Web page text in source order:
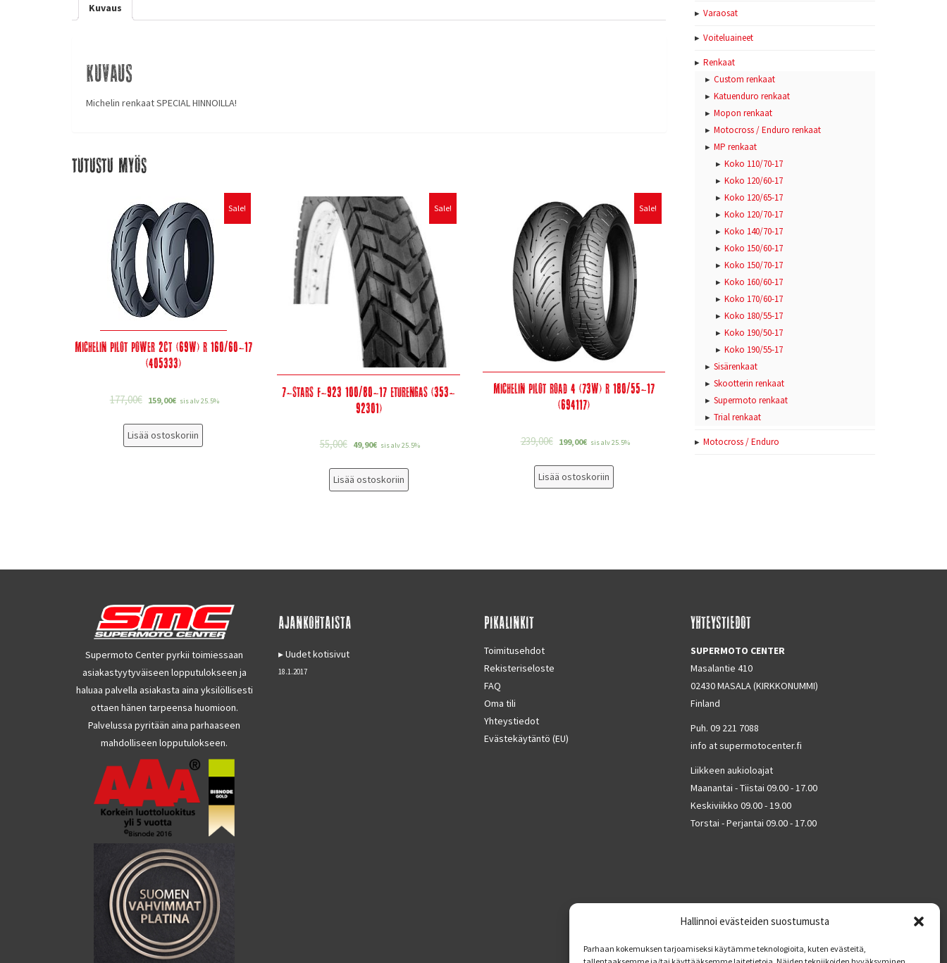
Hallinnoi evästeiden suostumusta
Parhaan kokemuksen tarjoamiseksi käytämme teknologioita, kuten evästeitä,
Kuvaus
Kuvaus
Michelin renkaat SPECIAL HINNOILLA!
Tutustu myös
Sale!
Michelin Pilot Power 2CT (69W) R 160/60-17
(405333)
177,00€ 159,00€ sis alv 25.5%
Lisää ostoskoriin
Sale!
7-Stars F-923 100/80-17 Eturengas (353-
92301)
55,00€ 49,90€ sis alv 25.5%
Lisää ostoskoriin
Sale!
Michelin Pilot Road 4 (73W) R 180/55-17
(694117)
239,00€ 199,00€ sis alv 25.5%
Lisää ostoskoriin
Varaosat
Voiteluaineet
Renkaat
Custom renkaat
Katuenduro renkaat
Mopon renkaat
Motocross / Enduro renkaat
MP renkaat
Koko 110/70-17
Koko 120/60-17
Koko 120/65-17
Koko 120/70-17
Koko 140/70-17
Koko 150/60-17
Koko 150/70-17
Koko 160/60-17
Koko 170/60-17
Koko 180/55-17
Koko 190/50-17
Koko 190/55-17
Sisärenkaat
Skootterin renkaat
Supermoto renkaat
Trial renkaat
Motocross / Enduro
Supermoto Center pyrkii toimiessaan
asiakastyytyväiseen lopputulokseen ja
haluaa palvella asiakasta aina yksilöllisesti
ottaen hänen tarpeensa huomioon.
Palvelussa pyritään aina parhaaseen
mahdolliseen lopputulokseen.
AJANKOHTAISTA
Uudet kotisivut
18.1.2017
PIKALINKIT
Toimitusehdot
Rekisteriseloste
FAQ
Oma tili
Yhteystiedot
Evästekäytäntö (EU)
YHTEYSTIEDOT
SUPERMOTO CENTER
Masalantie 410
02430 MASALA (KIRKKONUMMI)
Finland
Puh. 09 221 7088
info at supermotocenter.fi
Liikkeen aukioloajat
Maanantai - Tiistai 09.00 - 17.00
Keskiviikko 09.00 - 19.00
Torstai - Perjantai 09.00 - 17.00